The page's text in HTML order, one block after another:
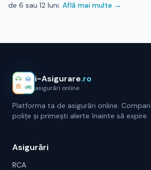
de 6 sau 12 luni. Află mai multe →
i-Asigurare.ro
asigurări online
Platforma ta de asigurări online.
polițe și primești alerte înainte să expire.
Asigurări
RCA